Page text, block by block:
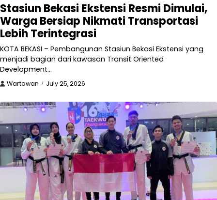
Stasiun Bekasi Ekstensi Resmi Dimulai,
Warga Bersiap Nikmati Transportasi
Lebih Terintegrasi
KOTA BEKASI – Pembangunan Stasiun Bekasi Ekstensi yang
menjadi bagian dari kawasan Transit Oriented
Development…
Wartawan July 25, 2026